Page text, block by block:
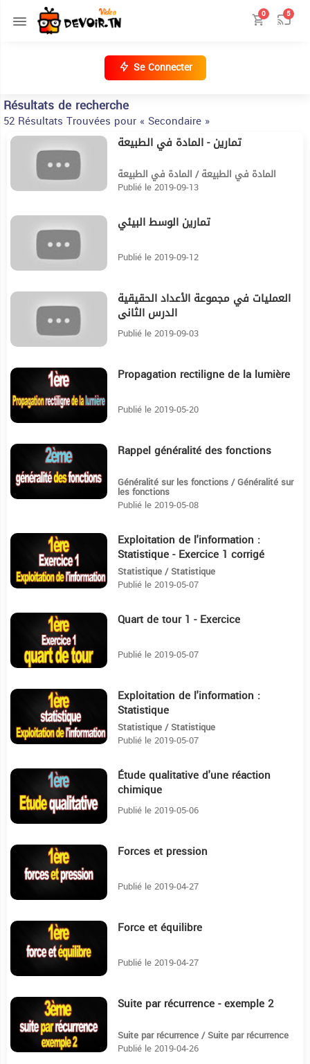
0 5
Se Connecter
Résultats de recherche
52 Résultats Trouvées pour « Secondaire »
تمارين - المادة في الطبيعة
المادة في الطبيعة / المادة في الطبيعة
Publié le 2019-09-13
تمارين الوسط البيئي
Publié le 2019-09-12
العمليات في مجموعة الأعداد الحقيقية
الدرس الثاني
Publié le 2019-09-03
Propagation rectiligne de la lumière
Publié le 2019-05-20
Rappel généralité des fonctions
Généralité sur les fonctions / Généralité sur
les fonctions
Publié le 2019-05-08
Exploitation de l'information :
Statistique - Exercice 1 corrigé
Statistique / Statistique
Publié le 2019-05-07
Quart de tour 1 - Exercice
Publié le 2019-05-07
Exploitation de l'information :
Statistique
Statistique / Statistique
Publié le 2019-05-07
Étude qualitative d'une réaction
chimique
Publié le 2019-05-06
Forces et pression
Publié le 2019-04-27
Force et équilibre
Publié le 2019-04-27
Suite par récurrence - exemple 2
Suite par récurrence / Suite par récurrence
Publié le 2019-04-26